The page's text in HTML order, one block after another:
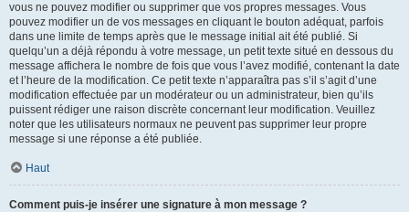
vous ne pouvez modifier ou supprimer que vos propres messages. Vous
pouvez modifier un de vos messages en cliquant le bouton adéquat, parfois
dans une limite de temps après que le message initial ait été publié. Si
quelqu’un a déjà répondu à votre message, un petit texte situé en dessous du
message affichera le nombre de fois que vous l’avez modifié, contenant la date
et l’heure de la modification. Ce petit texte n’apparaîtra pas s’il s’agit d’une
modification effectuée par un modérateur ou un administrateur, bien qu’ils
puissent rédiger une raison discrète concernant leur modification. Veuillez
noter que les utilisateurs normaux ne peuvent pas supprimer leur propre
message si une réponse a été publiée.
Haut
Comment puis-je insérer une signature à mon message ?